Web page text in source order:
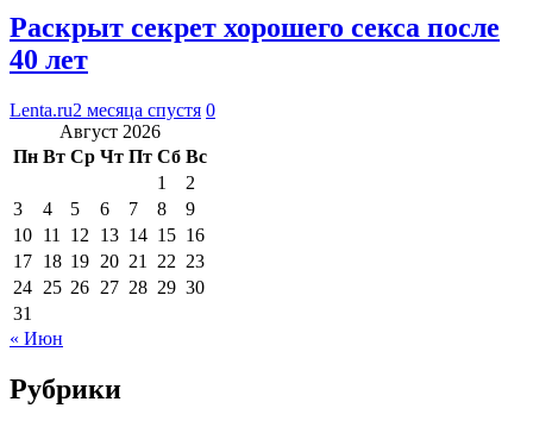
Раскрыт секрет хорошего секса после
40 лет
Lenta.ru2 месяца спустя 0
Август 2026
Пн Вт Ср Чт Пт Сб Вс
1
2
3
4 5 6 7 8
9
10 11 12 13 14 15 16
17 18 19 20 21 22 23
24 25 26 27 28 29 30
31
« Июн
Рубрики